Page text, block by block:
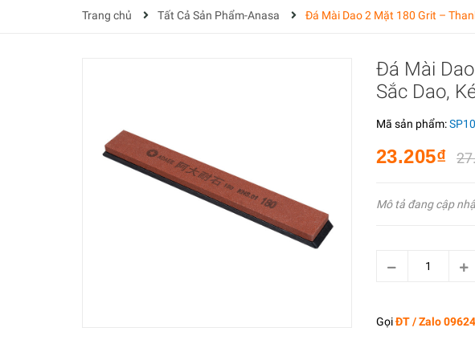
Trang chủ Tất Cả Sản Phẩm-Anasa Đá Mài Dao 2 Mặt 180 Grit –
Đá Mài
Sắc Dao,
Mã sản phẩm:
23.205₫
Mô tả đang cập
GọiĐT / Zalo